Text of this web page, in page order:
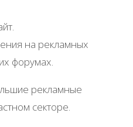
на рекламных
форумах.
рекламные
секторе.